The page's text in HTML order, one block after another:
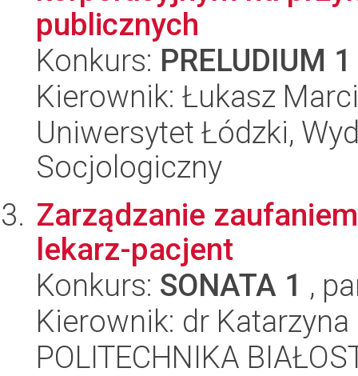
publicznych
Konkurs: PRELUDIUM 1
Kierownik: Łukasz
Uniwersytet Łódzki,
Socjologiczny
Zarządzanie
lekarz-pacjent
Konkurs: SONATA 1 ,
Kierownik: dr
POLITECHNIKA